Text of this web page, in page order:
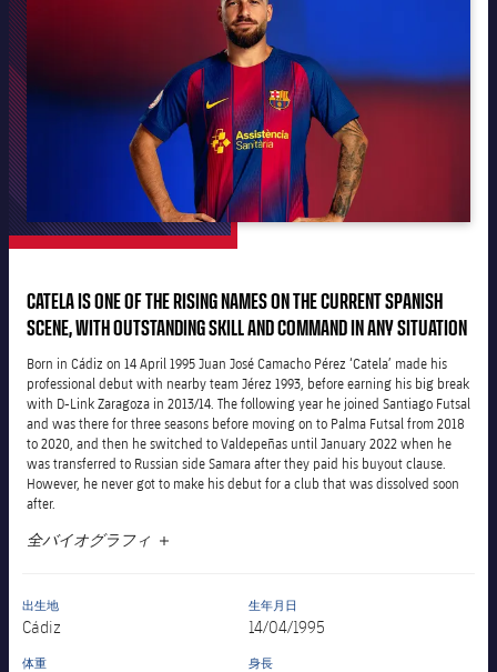
会長
レジェンド
監督
plusicon
label.aria.plus
プレスパス
Facilities
CATELA IS ONE OF THE RISING NAMES ON THE CURRENT SPANISH
SCENE, WITH OUTSTANDING SKILL AND COMMAND IN ANY SITUATION
Born in Cádiz on 14 April 1995 Juan José Camacho Pérez ‘Catela’ made his
professional debut with nearby team Jérez 1993, before earning his big break
with D-Link Zaragoza in 2013/14. The following year he joined Santiago Futsal
and was there for three seasons before moving on to Palma Futsal from 2018
to 2020, and then he switched to Valdepeñas until January 2022 when he
was transferred to Russian side Samara after they paid his buyout clause.
However, he never got to make his debut for a club that was dissolved soon
after.
全バイオグラフィ
出生地
Cádiz
生年月日
14/04/1995
体重 身長